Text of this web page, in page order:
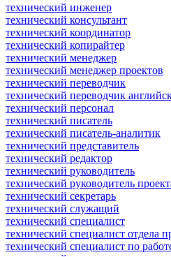
технический инженер
технический консультант
технический координатор
технический копирайтер
технический менеджер
технический менеджер проектов
технический переводчик
технический переводчик
технический персонал
технический писатель
технический писатель-аналитик
технический представитель
технический редактор
технический руководитель
технический руководитель
технический секретарь
технический служащий
технический специалист
технический специалист отдела
технический специалист по